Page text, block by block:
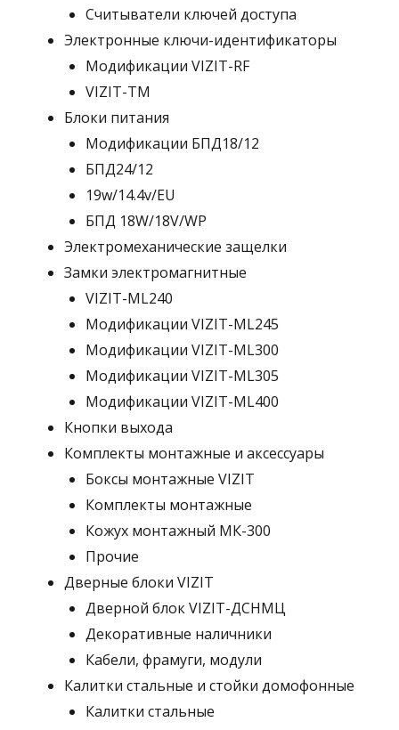
Считыватели ключей доступа
Электронные ключи-идентификаторы
Модификации VIZIT-RF
VIZIT-TM
Блоки питания
Модификации БПД18/12
БПД24/12
19w/14.4v/EU
БПД 18W/18V/WP
Электромеханические защелки
Замки электромагнитные
VIZIT-ML240
Модификации VIZIT-ML245
Модификации VIZIT-ML300
Модификации VIZIT-ML305
Модификации VIZIT-ML400
Кнопки выхода
Комплекты монтажные и аксессуары
Боксы монтажные VIZIT
Комплекты монтажные
Кожух монтажный МК-300
Прочие
Дверные блоки VIZIT
Дверной блок VIZIT-ДСНМЦ
Декоративные наличники
Кабели, фрамуги, модули
Калитки стальные и стойки домофонные
Калитки стальные